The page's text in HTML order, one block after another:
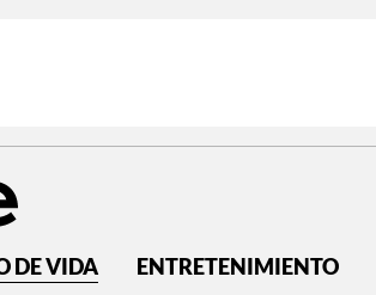
DE VIDA ENTRETENIMIENTO